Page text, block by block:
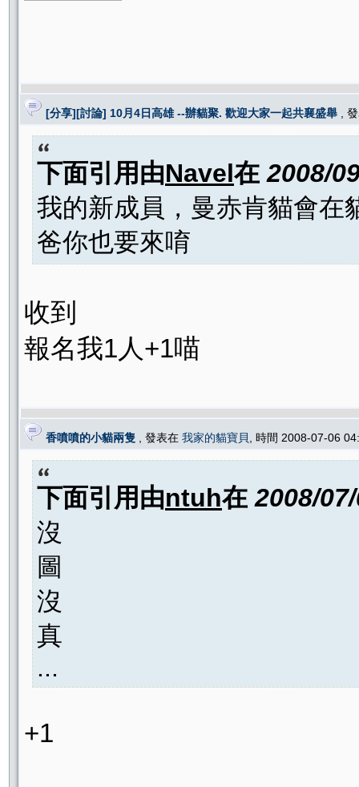
[分享][討論] 10月4日高雄 --辦貓聚. 歡迎大家一起共襄盛舉 ,
下面引用由Navel在2008/
我的新成員，曼赤肯貓會在
爸你也要來唷
收到
報名我1人+1喵
香噴噴的小貓兩隻 , 發表在 我家的貓寶貝 , 時間 2008-07-06
下面引用由ntuh在2008/
沒
圖
沒
真
...
+1